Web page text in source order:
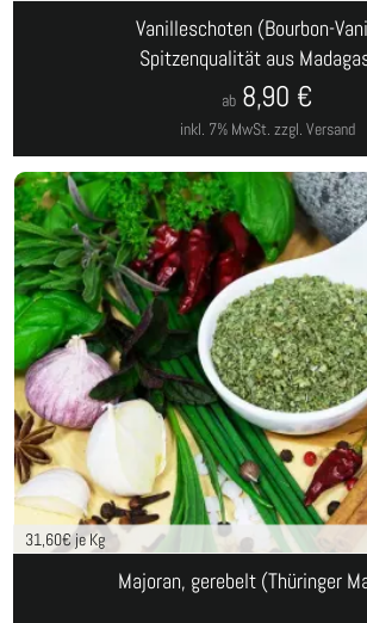
Vanilleschoten (Bourbon-
Spitzenqualität aus
inkl. 7% MwSt. zzgl. Versand
ab 8,90 €
31,60€ je Kg
Majoran, gerebelt (Thüringer